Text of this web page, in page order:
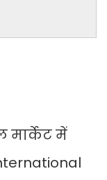
मार्केट में